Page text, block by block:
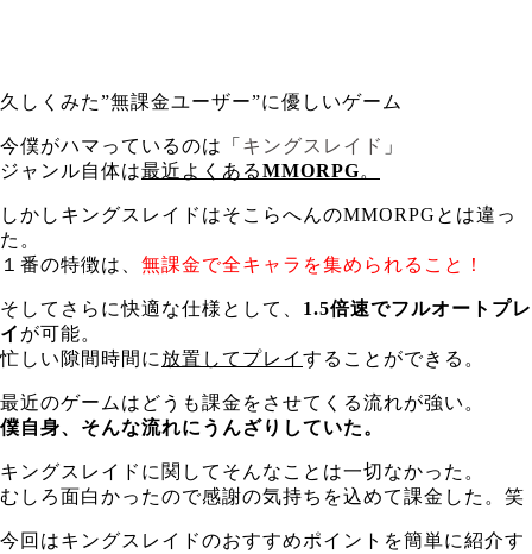
久しくみた”無課金ユーザー”に優しいゲーム
今僕がハマっているのは「 キングスレイド 」
ジャンル自体は最近よくあるMMORPG。
しかしキングスレイドはそこらへんのMMORPGとは違っ
た。
１番の特徴は、 無課金で全キャラを集められること！
そしてさらに快適な仕様として、 1.5倍速でフルオートプレ
イ が可能。
忙しい隙間時間に 放置してプレイ することができる。
最近のゲームはどうも課金をさせてくる流れが強い。
僕自身、そんな流れにうんざりしていた。
キングスレイドに関してそんなことは一切なかった。
むしろ面白かったので感謝の気持ちを込めて課金した。笑
今回はキングスレイドのおすすめポイントを簡単に紹介す